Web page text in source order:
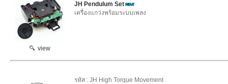
view
JH Pendulum Set
เครื่องแกว่งพร้อมระบบเพลง
รหัส : JH High Torque Movement